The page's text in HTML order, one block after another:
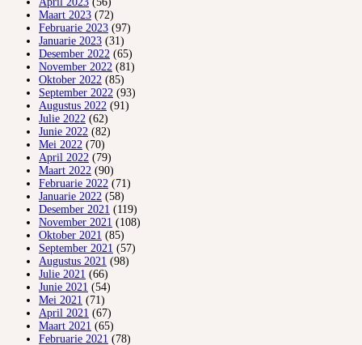
Maart 2023 (72)
Februarie 2023 (97)
Januarie 2023 (31)
Desember 2022 (65)
November 2022 (81)
Oktober 2022 (85)
September 2022 (93)
Augustus 2022 (91)
Julie 2022 (62)
Junie 2022 (82)
Mei 2022 (70)
April 2022 (79)
Maart 2022 (90)
Februarie 2022 (71)
Januarie 2022 (58)
Desember 2021 (119)
November 2021 (108)
Oktober 2021 (85)
September 2021 (57)
Augustus 2021 (98)
Julie 2021 (66)
Junie 2021 (54)
Mei 2021 (71)
April 2021 (67)
Maart 2021 (65)
Februarie 2021 (78)